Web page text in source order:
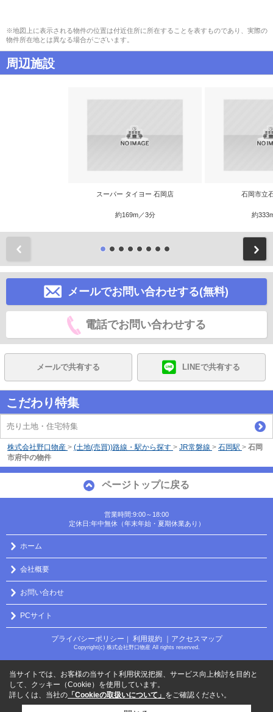
※地図上に表示される物件の位置は付近住所に所在することを表すものであり、実際の
物件所在地とは異なる場合がございます。
周辺施設
スーパー タイヨー 石岡店
約169m／3分
石岡市立
約
メールでお問い合わせする(無料)
電話でお問い合わせする
メールで共有する LINEで共有する
こだわり特集
売り土地・住宅特集
株式会社野口物産 > (土地(売買))路線・駅から探す > JR常磐線 > 石岡駅 > 石岡
市府中の物件
ページトップに戻る
営業時間:9:00～18:00
定休日:年中無休（年末年始・夏期休業あり）
ホーム
会社概要
お問い合わせ
PCサイト
プライバシーポリシー ｜ 利用規約 ｜アクセスマップ
Copyright(c) 株式会社野口物産 All rights reserved.
当サイトでは、お客様の当サイト利用状況把握、サービス向上検討を目的と
して、クッキー（Cookie）を使用しています。
詳しくは、当社の 「Cookieの取扱いについて」 をご確認ください。